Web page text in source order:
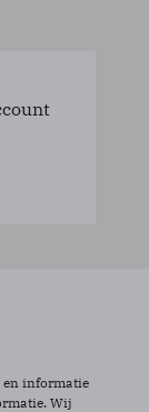
en informatie
Wij